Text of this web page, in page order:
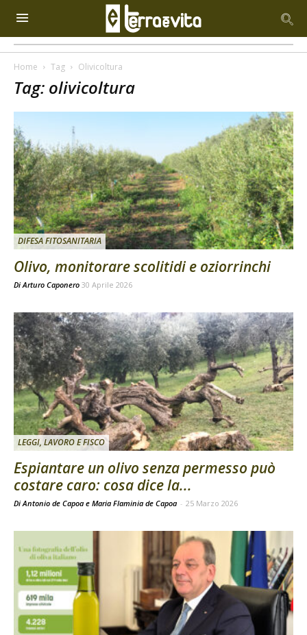
Home Tag Olivicoltura
Tag: olivicoltura
DIFESA FITOSANITARIA
Olivo, monitorare scolitidi e oziorrinchi
DiArturo Caponero 30 Aprile 2026
LEGGI, LAVORO E FISCO
Espiantare un olivo senza permesso può
costare caro: cosa dice la...
Di Antonio de Capoa e Maria Flaminia de Capoa - 25 Marzo 2026